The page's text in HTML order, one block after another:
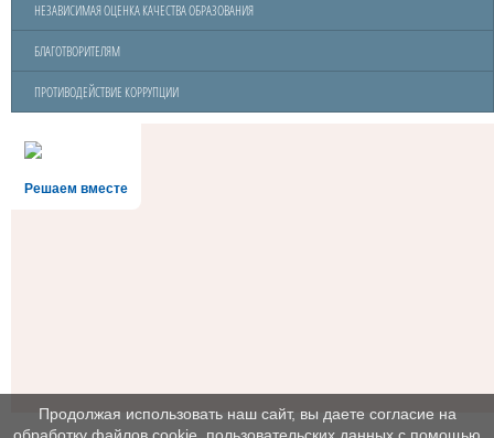
НЕЗАВИСИМАЯ ОЦЕНКА КАЧЕСТВА ОБРАЗОВАНИЯ
БЛАГОТВОРИТЕЛЯМ
ПРОТИВОДЕЙСТВИЕ КОРРУПЦИИ
Решаем вместе
Продолжая использовать наш сайт, вы даете согласие на